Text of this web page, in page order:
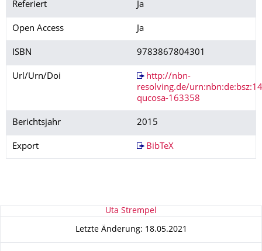
Referiert Ja
Open Access Ja
ISBN 9783867804301
Url/Urn/Doi
http://nbn-
resolving.de/
qucosa-163358
Berichtsjahr 2015
Export BibTeX
Zu dieser Seite Uta Strempel
Letzte Änderung: 18.05.2021